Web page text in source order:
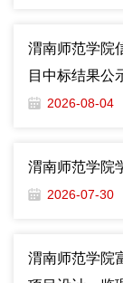
渭南师范学院
目中标结果公
2026-08-04
渭南师范学院
2026-07-30
渭南师范学院